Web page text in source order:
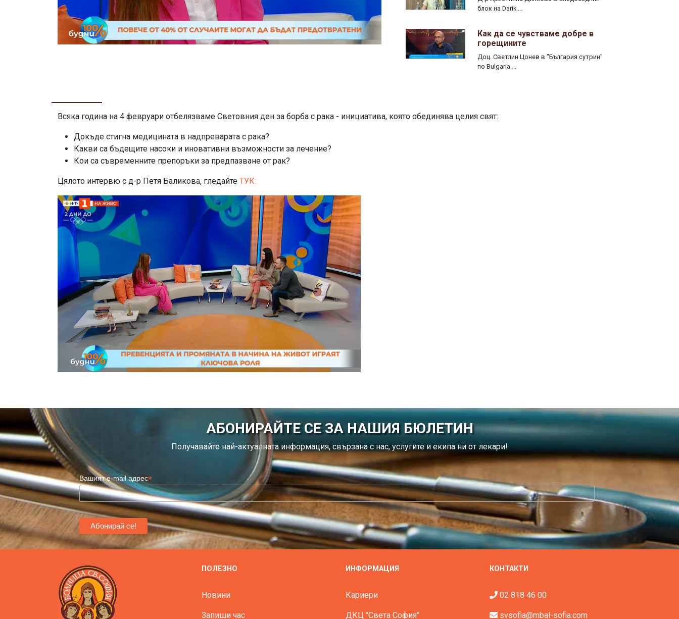
блок на Darik ...
Как да се чувстваме добре в
горещините
Доц. Светлин Цонев в "България сутрин"
по Bulgaria ...
Всяка година на 4 февруари отбелязваме Световния ден за борба с рака - инициатива, която обединява целия свят:
Докъде стигна медицината в надпреварата с рака?
Какви са бъдещите насоки и иновативни възможности за лечение?
Кои са съвременните препоръки за предпазване от рак?
Цялото интервю с д-р Петя Баликова, гледайте ТУК:
АБОНИРАЙТЕ СЕ ЗА НАШИЯ БЮЛЕТИН
Получавайте най-актуалната информация, свързана с нас, услугите и екипа ни от лекари!
Вашият e-mail адрес*
ПОЛЕЗНО
Новини
Запиши час
ИНФОРМАЦИЯ
Кариери
ДКЦ "Света София"
КОНТАКТИ
02 818 46 00
svsofia@mbal-sofia.com